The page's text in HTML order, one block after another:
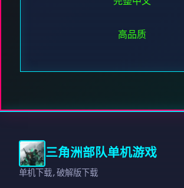
高品质
三角洲部队单机游戏
单机下载,破解版下载